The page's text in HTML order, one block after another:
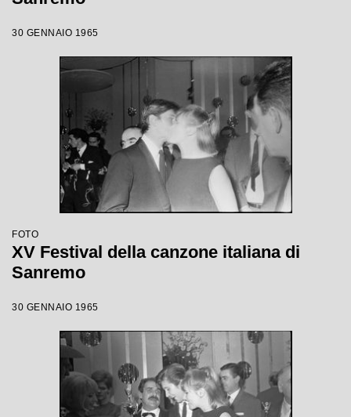
30 GENNAIO 1965
FOTO
XV Festival della canzone italiana di
Sanremo
30 GENNAIO 1965